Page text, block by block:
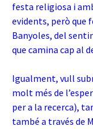
festa religiosa i
evidents, però que
Banyoles, del
que camina cap al
Igualment, vull
molt més de
per a la recerca),
també a través de